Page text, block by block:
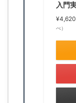
入門
¥4,620
べ）